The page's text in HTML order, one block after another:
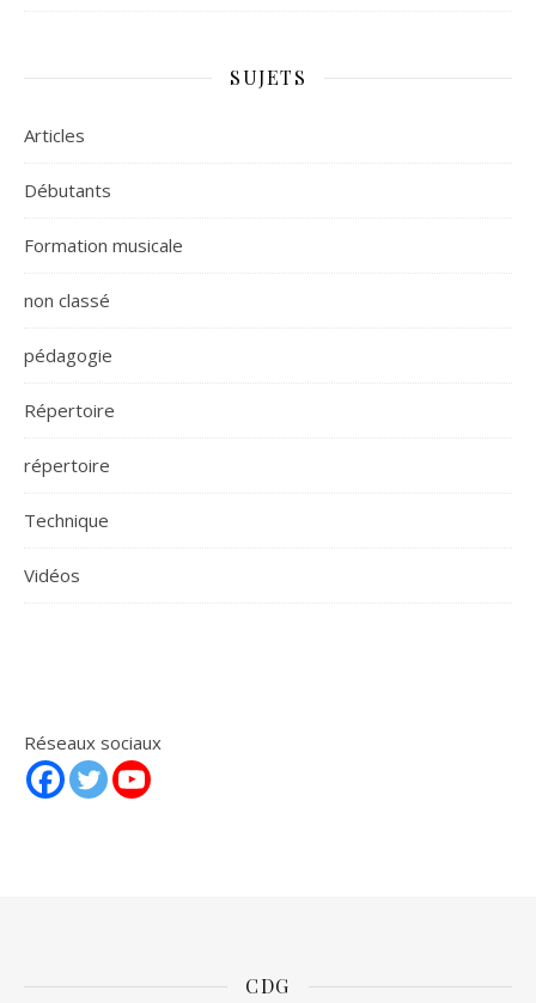
SUJETS
Articles
Débutants
Formation musicale
non classé
pédagogie
Répertoire
répertoire
Technique
Vidéos
Réseaux sociaux
CDG